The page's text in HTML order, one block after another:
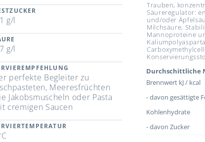
g/l
g/l
perfekte Begleiter zu
Meeresfrüchten
Jakobsmuscheln oder Pasta
cremigen Saucen
Trauben,
Säureregulator:
und/oder
Milchsäure,
Mannoproteine
Durchschittliche
Brennwert kJ / kcal
- davon gesättigte
Kohlenhydrate
- davon Zucker